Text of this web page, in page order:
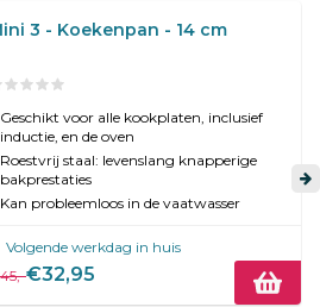
3 - Koekenpan - 14 cm
Geschikt voor alle kookplaten, inclusief
inductie, en de oven
Roestvrij staal: levenslang knapperige
bakprestaties
Kan probleemloos in de vaatwasser
Volgende werkdag in huis
€32,95